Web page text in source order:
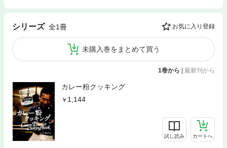
シリーズ 全1冊 お気に入り登録
未購入巻をまとめて買う
1巻から 最新刊から
カレー粉クッキング
1,144
試し読み カートへ